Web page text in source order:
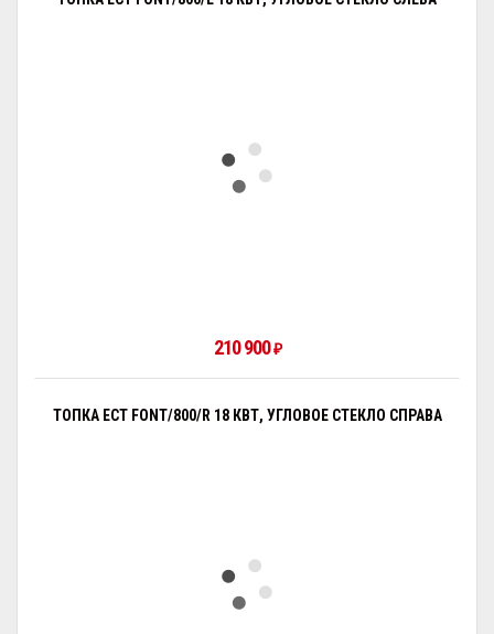
210 900₽
ТОПКА ECT FONT/800/R 18 КВТ, УГЛОВОЕ СТЕКЛО СПРАВА